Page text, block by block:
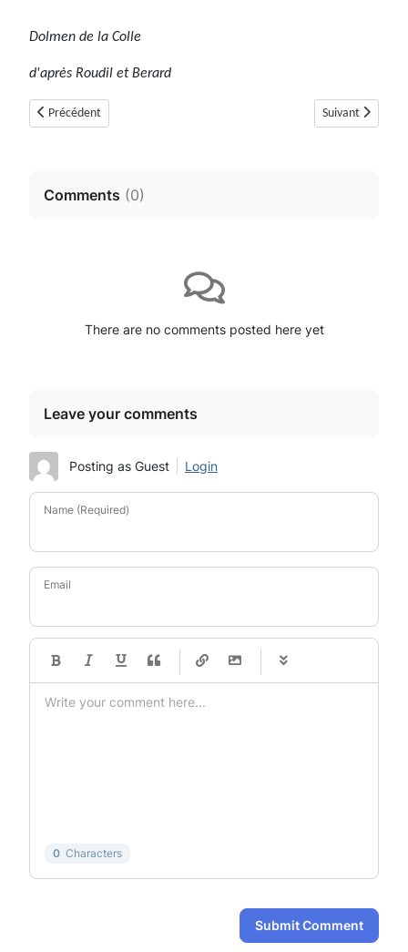
Dolmen de la Colle
d'après Roudil et Berard
Article précédent : Dolmen de Peygros (Mons, Var)
Précédent Article suivant :
Suivant
Comments (0)
There are no comments posted here yet
Leave your comments
Posting as Guest Login
Name (Required)
Email
-
-
-
-
0 Characters
Submit Comment